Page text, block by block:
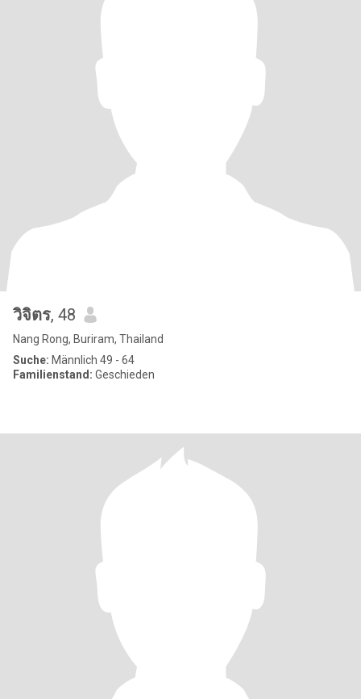
วิจิตร, 48
Nang Rong, Buriram, Thailand
Suche: Männlich 49 - 64
Familienstand: Geschieden